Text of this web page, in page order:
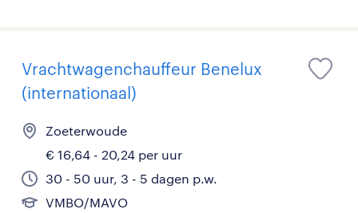
Vrachtwagenchauffeur Benelux
(internationaal)
Zoeterwoude
€ 16,64 - 20,24 per uur
30 - 50 uur, 3 - 5 dagen p.w.
VMBO/MAVO